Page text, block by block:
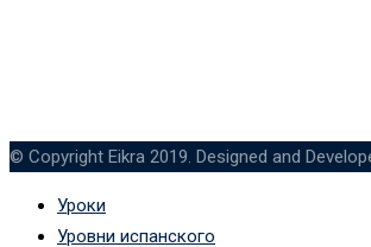
© Copyright Eikra 2019. Designed and
Уроки
Уровни испанского